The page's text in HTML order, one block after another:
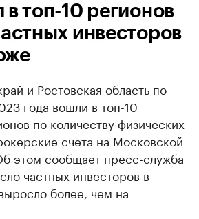
топ-10 регионов
инвесторов
и Ростовская область по
года вошли в топ-10
по количеству физических
счета на Московской
этом сообщает пресс-служба
частных инвесторов в
более, чем на